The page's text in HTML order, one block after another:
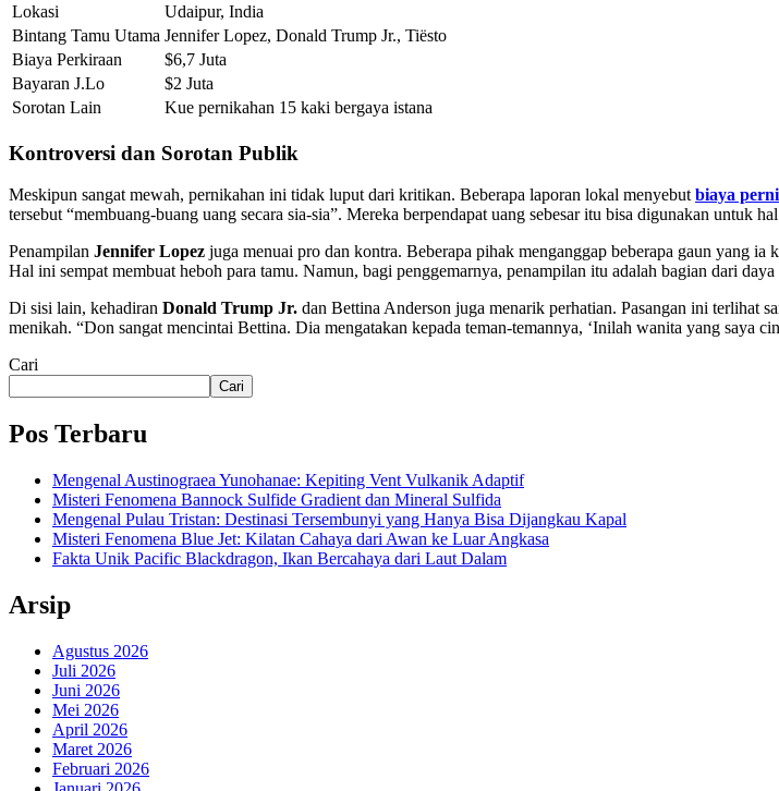
Lokasi
Udaipur, India
Bintang Tamu Utama Jennifer Lopez, Donald Trump Jr., Tiësto
Biaya Perkiraan
$6,7 Juta
Bayaran J.Lo
$2 Juta
Sorotan Lain
Kue pernikahan 15 kaki bergaya istana
Kontroversi dan Sorotan Publik
Meskipun sangat mewah, pernikahan ini tidak luput dari kritikan. Beberapa laporan lokal menyebut biaya
tersebut “membuang-buang uang secara sia-sia”. Mereka berpendapat uang sebesar itu bisa digunakan untuk
Penampilan Jennifer Lopez juga menuai pro dan kontra. Beberapa pihak menganggap beberapa gaun yang
Hal ini sempat membuat heboh para tamu. Namun, bagi penggemarnya, penampilan itu adalah bagian dari
Di sisi lain, kehadiran Donald Trump Jr. dan Bettina Anderson juga menarik perhatian. Pasangan ini terlihat
menikah. “Don sangat mencintai Bettina. Dia mengatakan kepada teman-temannya, ‘Inilah wanita yang saya
Cari
Cari
Pos Terbaru
Mengenal Austinograea Yunohanae: Kepiting Vent Vulkanik Adaptif
Misteri Fenomena Bannock Sulfide Gradient dan Mineral Sulfida
Mengenal Pulau Tristan: Destinasi Tersembunyi yang Hanya Bisa Dijangkau Kapal
Misteri Fenomena Blue Jet: Kilatan Cahaya dari Awan ke Luar Angkasa
Fakta Unik Pacific Blackdragon, Ikan Bercahaya dari Laut Dalam
Arsip
Agustus 2026
Juli 2026
Juni 2026
Mei 2026
April 2026
Maret 2026
Februari 2026